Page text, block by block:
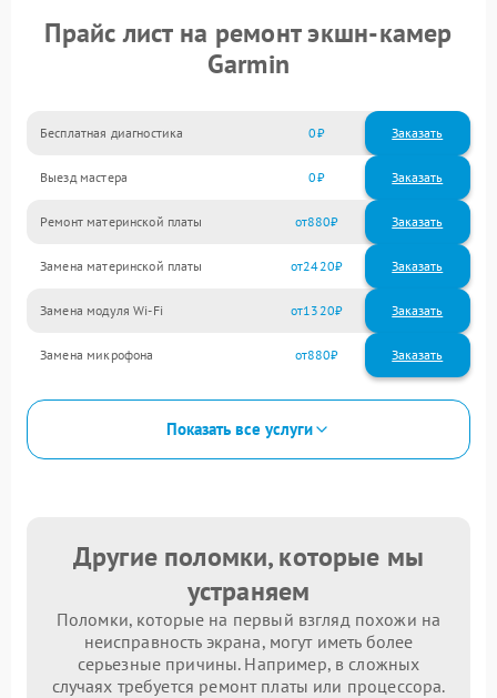
Прайс лист на ремонт экшн-камер
Garmin
Бесплатная диагностика 0 Заказать
Выезд мастера 0 Заказать
Ремонт материнской платы 880
Замена материнской платы 2420
Замена модуля Wi-Fi 1320
Замена микрофона 880
Показать все услуги
Другие поломки, которые мы
устраняем
Поломки, которые на первый взгляд похожи на
неисправность экрана, могут иметь более
серьезные причины. Например, в сложных
случаях требуется ремонт платы или процессора.